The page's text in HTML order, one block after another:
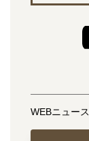
WEBニュー